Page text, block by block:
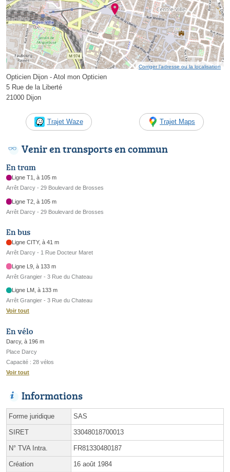
Corriger l’adresse ou la localisation
Opticien Dijon - Atol mon Opticien
5 Rue de la Liberté
21000 Dijon
Trajet Waze Trajet Maps
Venir en transports en commun
En tram
Ligne T1, à 105 m
Arrêt Darcy - 29 Boulevard de Brosses
Ligne T2, à 105 m
Arrêt Darcy - 29 Boulevard de Brosses
En bus
Ligne CITY, à 41 m
Arrêt Darcy - 1 Rue Docteur Maret
Ligne L9, à 133 m
Arrêt Grangier - 3 Rue du Chateau
Ligne LM, à 133 m
Arrêt Grangier - 3 Rue du Chateau
Voir tout
En vélo
Darcy, à 196 m
Place Darcy
Capacité : 28 vélos
Voir tout
Informations
Forme juridique SAS
SIRET 33048018700013
N° TVA Intra. FR81330480187
Création 16 août 1984